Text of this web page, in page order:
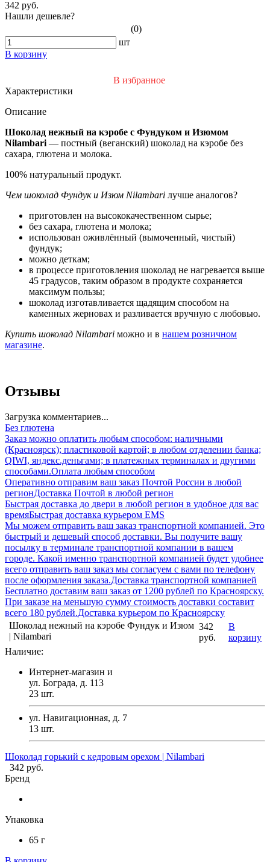
342 руб.
Нашли дешевле?
(0)
шт
В корзину
В избранное
Характеристики
Описание
Шоколад нежный на кэробе с Фундуком и Изюмом
Nilambari — постный (веганский) шоколад на кэробе без
сахара, глютена и молока.
100% натуральный продукт.
Чем шоколад Фундук и Изюм Nilambari лучше аналогов?
приготовлен на высококачественном сырье;
без сахара, глютена и молока;
использован оживлённый (вымоченный, чистый)
фундук;
можно деткам;
в процессе приготовления шоколад не нагревается выше
45 градусов, таким образом в продукте сохраняется
максимум пользы;
шоколад изготавливается щадящим способом на
каменных жерновах и разливается вручную с любовью.
Купить шоколад Nilambari можно и в нашем розничном
магазине.
Отзывы
Загрузка комментариев...
Без глютена
Заказ можно оплатить любым способом: наличными
(Красноярск); пластиковой картой; в любом отделении банка;
QIWI, яндекс.деньгами; в платежных терминалах и другими
способами.Оплата любым способом
Оперативно отправим ваш заказ Почтой России в любой
регионДоставка Почтой в любой регион
Быстрая доставка до двери в любой регион в удобное для вас
времяБыстрая доставка курьером EMS
Мы можем отправить ваш заказ транспортной компанией. Это
быстрый и дешевый способ доставки. Вы получите вашу
посылку в терминале транспортной компании в вашем
городе. Какой именно транспортной компанией будет удобнее
всего отправить ваш заказ мы согласуем с вами по телефону
после оформления заказа.Доставка транспортной компанией
Бесплатно доставим ваш заказ от 1200 рублей по Красноярску.
При заказе на меньшую сумму стоимость доставки составит
всего 180 рублей.Доставка курьером по Красноярску
Шоколад нежный на кэробе Фундук и Изюм
| Nilambari
342
руб.
В
корзину
Наличие:
Интернет-магазин и
ул. Бограда, д. 113
23 шт.
ул. Навигационная, д. 7
13 шт.
Шоколад горький с кедровым орехом | Nilambari
342 руб.
Бренд
Упаковка
65 г